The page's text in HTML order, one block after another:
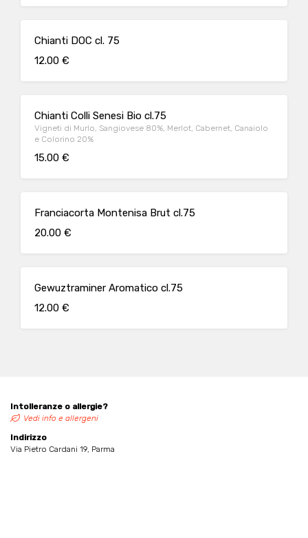
Chianti DOC cl. 75
12.00 €
Chianti Colli Senesi Bio cl.75
Vigneti di Murlo, Sangiovese 80%, Merlot, Cabernet, Canaiolo
e Colorino 20%
15.00 €
Franciacorta Montenisa Brut cl.75
20.00 €
Gewuztraminer Aromatico cl.75
12.00 €
Intolleranze o allergie?
Vedi info e allergeni
Indirizzo
Via Pietro Cardani 19, Parma